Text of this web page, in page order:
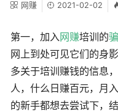
网赚 2021-02-02
第一，加入网赚培训的
网上到处可见它们的身
多关于培训赚钱的信息
人，什么日赚百元，月
的新手都想去尝试下，